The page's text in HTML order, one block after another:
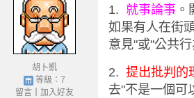
胡卜凱
等級：7
留言｜ 加入好友
1. 就事論事
如果有人在街
意見"或"公共
2. 提出批判的
去"不是一個可